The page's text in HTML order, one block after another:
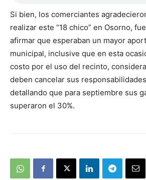
Si bien, los comerciantes
realizar este “18 chico” en Osorno,
afirmar que esperaban un mayor
municipal, inclusive que en esta
costo por el uso del recinto,
deben cancelar sus
detallando que para septiembre sus
superaron el 30%.